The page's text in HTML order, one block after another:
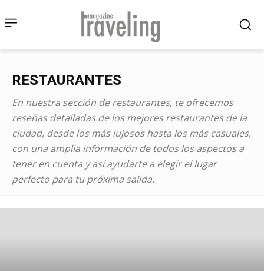
RESTAURANTES
En nuestra sección de restaurantes, te ofrecemos
reseñas detalladas de los mejores restaurantes de la
ciudad, desde los más lujosos hasta los más casuales,
con una amplia información de todos los aspectos a
tener en cuenta y así ayudarte a elegir el lugar
perfecto para tu próxima salida.